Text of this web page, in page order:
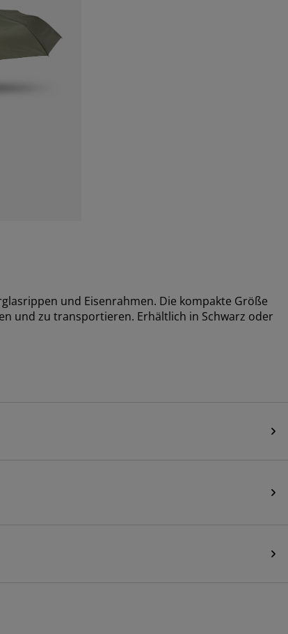
und Eisenrahmen. Die kompakte Größe
und zu transportieren. Erhältlich in Schwarz oder